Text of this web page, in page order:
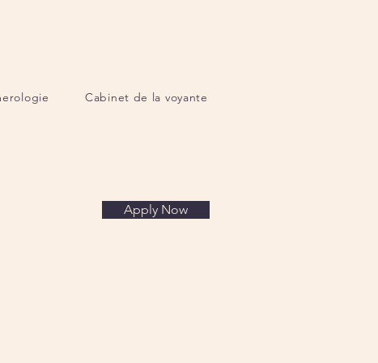
Cabinet de la voyante
Apply Now